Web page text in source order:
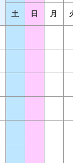
土 日 月 火